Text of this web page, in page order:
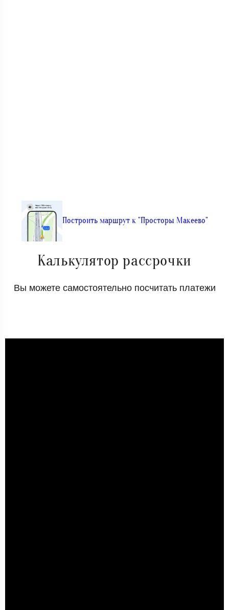
Построить маршрут к "Просторы Макеево"
Калькулятор рассрочки
Вы можете самостоятельно посчитать платежи